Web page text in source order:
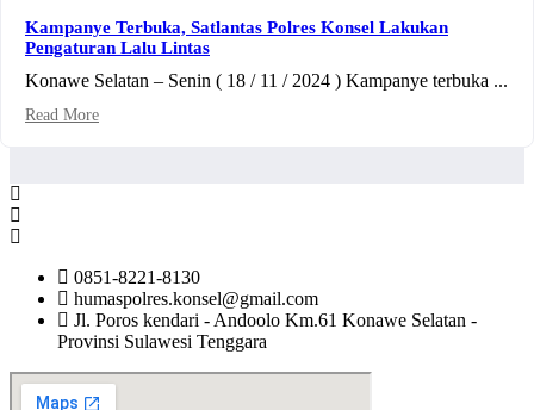
Kampanye Terbuka, Satlantas Polres Konsel Lakukan
Pengaturan Lalu Lintas
Konawe Selatan – Senin ( 18 / 11 / 2024 ) Kampanye terbuka ...
Read More
0851-8221-8130
humaspolres.konsel@gmail.com
Jl. Poros kendari - Andoolo Km.61 Konawe Selatan -
Provinsi Sulawesi Tenggara